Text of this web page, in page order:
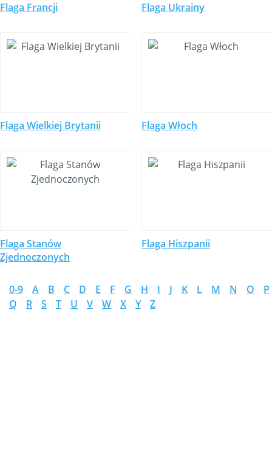
Flaga Francji Flaga Ukrainy
Flaga Wielkiej Brytanii Flaga Włoch
Flaga Stanów
Zjednoczonych
Flaga Hiszpanii
0-9 A B C D E F G H I J K L M N O
P
Q
R S T U V W X Y Z